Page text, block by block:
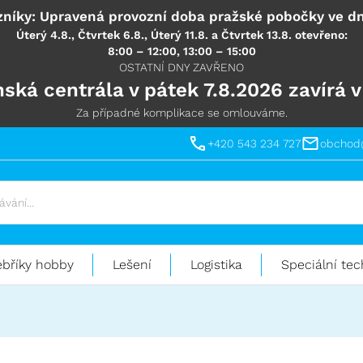
Upravená provozní doba pražské pobočky ve
Úterý 4.8., Čtvrtek 6.8., Úterý 11.8. a Čtvrtek 13.8. otevřeno:
8:00 – 12:00, 13:00 – 15:00
OSTATNÍ DNY ZAVŘENO
centrála v pátek 7.8.2026 zavírá v
Za případné komplikace se omlouváme.
+420 543 234 727
hobby Lešení Logistika Speciální